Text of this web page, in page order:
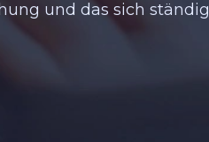
und das sich ständig